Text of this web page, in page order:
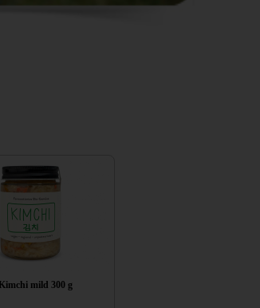
Kimchi mild 300 g